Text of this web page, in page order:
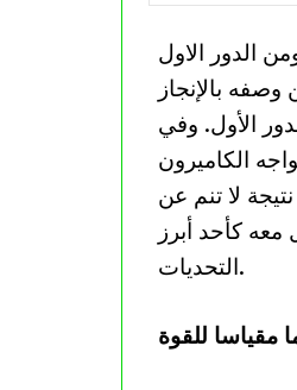
بالإنجاز
الأول. وفي
الكاميرون
لا تنم عن
كأحد أبرز
التحديات.
مقياسا للقوة